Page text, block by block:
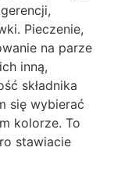
Pieczenie,
na parze
inną,
składnika
się wybierać
kolorze. To
stawiacie